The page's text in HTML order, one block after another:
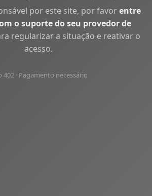
por este site, por favorentre
o suporte do seu provedor de
regularizar a situação e reativar o
acesso.
402 · Pagamento necessário